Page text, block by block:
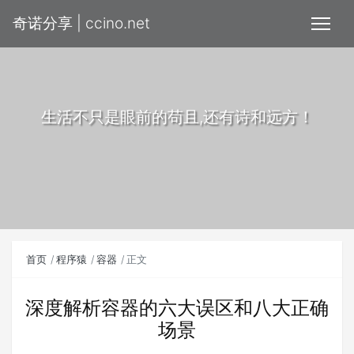
奇诺分享 | ccino.net
生活不只是眼前的苟且,还有诗和远方！
首页 程序猿 容器 正文
深度解析容器的六大误区和八大正确
场景